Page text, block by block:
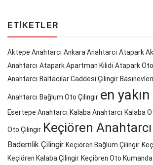
ETIKETLER
Aktepe Anahtarcı Ankara Anahtarcı Atapark
Anahtarcı Atapark Apartman Kilidi Atapark
Anahtarcı Baltacılar Caddesi Çilingir
Anahtarcı Bağlum Oto Çilingir en
Esertepe Anahtarcı Kalaba Anahtarcı Kalaba
Oto Çilingir Keçiören Anahtarcı
Bademlik Çilingir Keçiören Bağlum Çilingir
Keçiören Kalaba Çilingir Keçiören Oto Kumanda